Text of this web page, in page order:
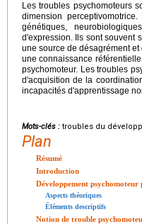
Les troubles psychomoteurs
dimension
génétiques,
d'expression. Ils sont souvent
une source de désagrément
une connaissance
psychomoteur. Les troubles
d'acquisition de la
incapacités d'apprentissage
Mots-clés : troubles du
Plan
Résumé
Introduction
Développement psychomoteur
Aspects théoriques
Éléments descriptifs
Notion de trouble